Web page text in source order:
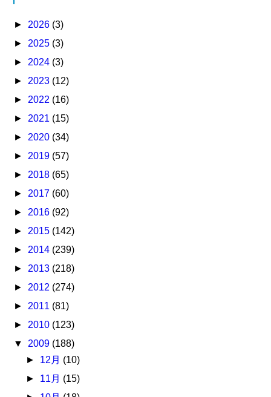
► 2026 (3)
► 2025 (3)
► 2024 (3)
► 2023 (12)
► 2022 (16)
► 2021 (15)
► 2020 (34)
► 2019 (57)
► 2018 (65)
► 2017 (60)
► 2016 (92)
► 2015 (142)
► 2014 (239)
► 2013 (218)
► 2012 (274)
► 2011 (81)
► 2010 (123)
▼ 2009 (188)
► 12月 (10)
► 11月 (15)